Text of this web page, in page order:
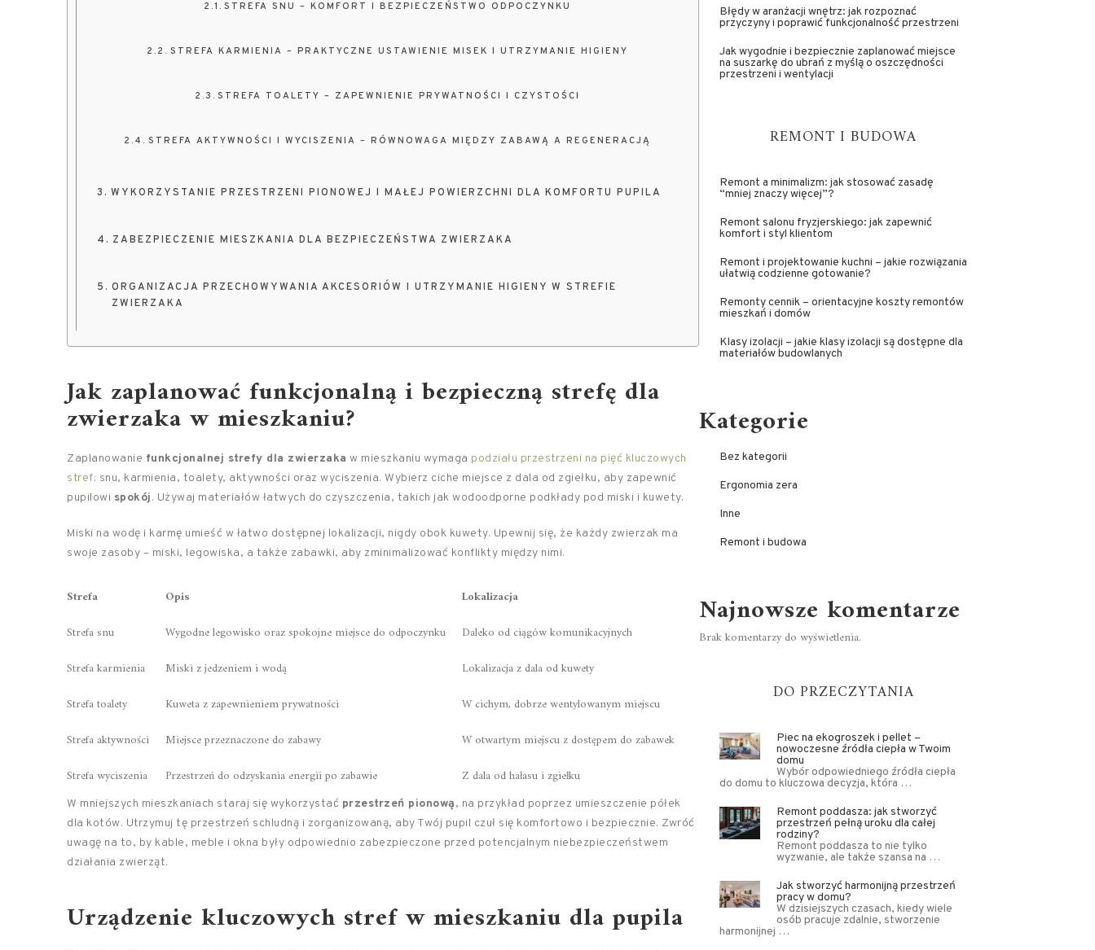
STREFA SNU – KOMFORT I BEZPIECZEŃSTWO ODPOCZYNKU
STREFA KARMIENIA – PRAKTYCZNE USTAWIENIE MISEK I UTRZYMANIE HIGIENY
STREFA TOALETY – ZAPEWNIENIE PRYWATNOŚCI I CZYSTOŚCI
STREFA AKTYWNOŚCI I WYCISZENIA – RÓWNOWAGA MIĘDZY ZABAWĄ A REGENERACJĄ
WYKORZYSTANIE PRZESTRZENI PIONOWEJ I MAŁEJ POWIERZCHNI DLA KOMFORTU PUPILA
ZABEZPIECZENIE MIESZKANIA DLA BEZPIECZEŃSTWA ZWIERZAKA
ORGANIZACJA PRZECHOWYWANIA AKCESORIÓW I UTRZYMANIE HIGIENY W STREFIE
ZWIERZAKA
Jak zaplanować funkcjonalną i bezpieczną strefę dla
zwierzaka w mieszkaniu?
Zaplanowanie funkcjonalnej strefy dla zwierzaka w mieszkaniu wymaga podziału przestrzeni na pięć kluczowych
stref: snu, karmienia, toalety, aktywności oraz wyciszenia. Wybierz ciche miejsce z dala od zgiełku, aby zapewnić
pupilowi spokój. Używaj materiałów łatwych do czyszczenia, takich jak wodoodporne podkłady pod miski i kuwety.
Miski na wodę i karmę umieść w łatwo dostępnej lokalizacji, nigdy obok kuwety. Upewnij się, że każdy zwierzak ma
swoje zasoby – miski, legowiska, a także zabawki, aby zminimalizować konflikty między nimi.
Strefa Opis
Lokalizacja
Strefa snu
Wygodne legowisko oraz spokojne miejsce do odpoczynku
Daleko od ciągów komunikacyjnych
Strefa karmienia
Miski z jedzeniem i wodą
Lokalizacja z dala od kuwety
Strefa toalety
Kuweta z zapewnieniem prywatności
W cichym, dobrze wentylowanym miejscu
Strefa aktywności
Miejsce przeznaczone do zabawy
W otwartym miejscu z dostępem do zabawek
Strefa wyciszenia
Przestrzeń do odzyskania energii po zabawie Z dala od hałasu i zgiełku
W mniejszych mieszkaniach staraj się wykorzystać przestrzeń pionową, na przykład poprzez umieszczenie półek
dla kotów. Utrzymuj tę przestrzeń schludną i zorganizowaną, aby Twój pupil czuł się komfortowo i bezpiecznie. Zwróć
uwagę na to, by kable, meble i okna były odpowiednio zabezpieczone przed potencjalnym niebezpieczeństwem
działania zwierząt.
Urządzenie kluczowych stref w mieszkaniu dla pupila
Błędy w aranżacji wnętrz: jak rozpoznać
przyczyny i poprawić funkcjonalność przestrzeni
Jak wygodnie i bezpiecznie zaplanować miejsce
na suszarkę do ubrań z myślą o oszczędności
przestrzeni i wentylacji
REMONT I BUDOWA
Remont a minimalizm: jak stosować zasadę
“mniej znaczy więcej”?
Remont salonu fryzjerskiego: jak zapewnić
komfort i styl klientom
Remont i projektowanie kuchni – jakie rozwiązania
ułatwią codzienne gotowanie?
Remonty cennik – orientacyjne koszty remontów
mieszkań i domów
Klasy izolacji – jakie klasy izolacji są dostępne dla
materiałów budowlanych
Kategorie
Bez kategorii
Ergonomia zera
Inne
Remont i budowa
Najnowsze komentarze
Brak komentarzy do wyświetlenia.
DO PRZECZYTANIA
Piec na ekogroszek i pellet –
nowoczesne źródła ciepła w Twoim
domu
Wybór odpowiedniego źródła ciepła
do domu to kluczowa decyzja, która …
Remont poddasza: jak stworzyć
przestrzeń pełną uroku dla całej
rodziny?
Remont poddasza to nie tylko
wyzwanie, ale także szansa na …
Jak stworzyć harmonijną przestrzeń
pracy w domu?
W dzisiejszych czasach, kiedy wiele
osób pracuje zdalnie, stworzenie
harmonijnej …